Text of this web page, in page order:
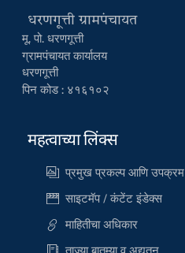
धरणगूत्ती ग्रामपंचायत
मू. पो. धरणगूत्ती
ग्रामपंचायत कार्यालय
धरणगूत्ती
पिन कोड : ४१६१०२
महत्वाच्या लिंक्स
प्रमुख प्रकल्प आणि उपक्रम
साइटमॅप / कंटेंट इंडेक्स
माहितीचा अधिकार
ताज्या बातम्या व अद्यतन